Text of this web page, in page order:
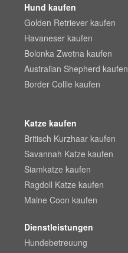
Hund kaufen
Golden Retriever kaufen
Havaneser kaufen
Bolonka Zwetna kaufen
Australian Shepherd kaufen
Border Collie kaufen
Katze kaufen
Britisch Kurzhaar kaufen
Savannah Katze kaufen
Siamkatze kaufen
Ragdoll Katze kaufen
Maine Coon kaufen
Dienstleistungen
Hundebetreuung